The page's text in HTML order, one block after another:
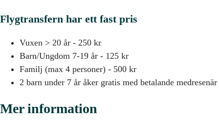
Flygtransfern har ett fast pris
Vuxen > 20 år - 250 kr
Barn/Ungdom 7-19 år - 125 kr
Familj (max 4 personer) - 500 kr
2 barn under 7 år åker gratis med betalande medresenär
Mer information